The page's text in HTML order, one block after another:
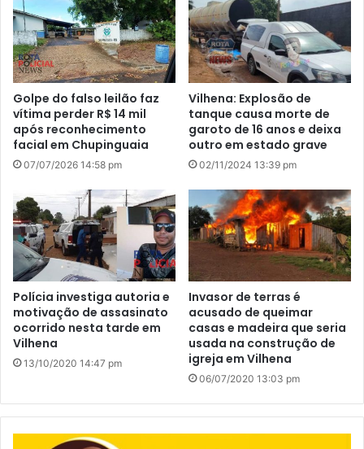
Golpe do falso leilão faz
vítima perder R$ 14 mil
após reconhecimento
facial em Chupinguaia
07/07/2026 14:58 pm
Vilhena: Explosão de
tanque causa morte de
garoto de 16 anos e deixa
outro em estado grave
02/11/2024 13:39 pm
Polícia investiga autoria e
motivação de assasinato
ocorrido nesta tarde em
Vilhena
13/10/2020 14:47 pm
Invasor de terras é
acusado de queimar
casas e madeira que seria
usada na construção de
igreja em Vilhena
06/07/2020 13:03 pm